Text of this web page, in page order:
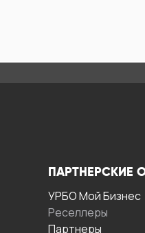
ПАРТНЕРСКИЕ
УРБО Мой Бизнес
Реселлеры
Партнеры